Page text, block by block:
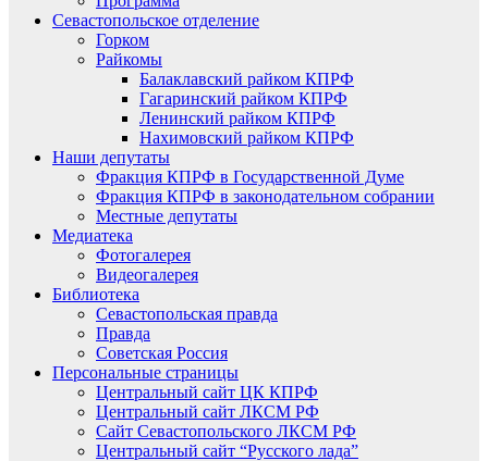
Севастопольское отделение
Горком
Райкомы
Балаклавский райком КПРФ
Гагаринский райком КПРФ
Ленинский райком КПРФ
Нахимовский райком КПРФ
Наши депутаты
Фракция КПРФ в Государственной Думе
Фракция КПРФ в законодательном собрании
Местные депутаты
Медиатека
Фотогалерея
Видеогалерея
Библиотека
Севастопольская правда
Правда
Советская Россия
Персональные страницы
Центральный сайт ЦК КПРФ
Центральный сайт ЛКСМ РФ
Сайт Севастопольского ЛКСМ РФ
Центральный сайт “Русского лада”